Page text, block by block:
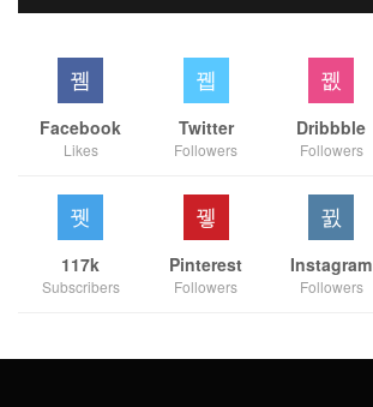
Facebook
Likes
Twitter
Followers
Dribbble
Followers
117k
Subscribers
Pinterest
Followers
Instagram
Followers